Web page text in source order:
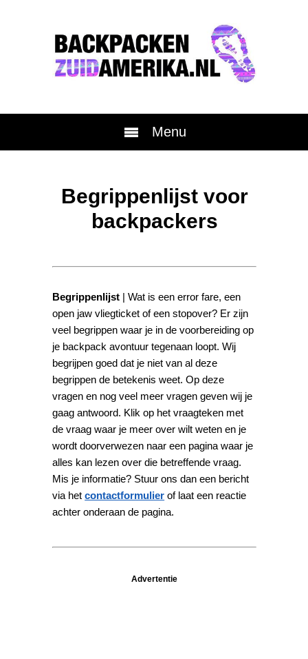
Menu
Begrippenlijst voor
backpackers
Begrippenlijst | Wat is een error fare, een
open jaw vliegticket of een stopover? Er zijn
veel begrippen waar je in de voorbereiding op
je backpack avontuur tegenaan loopt. Wij
begrijpen goed dat je niet van al deze
begrippen de betekenis weet. Op deze
vragen en nog veel meer vragen geven wij je
gaag antwoord. Klik op het vraagteken met
de vraag waar je meer over wilt weten en je
wordt doorverwezen naar een pagina waar je
alles kan lezen over die betreffende vraag.
Mis je informatie? Stuur ons dan een bericht
via hetcontactformulier of laat een reactie
achter onderaan de pagina.
Advertentie